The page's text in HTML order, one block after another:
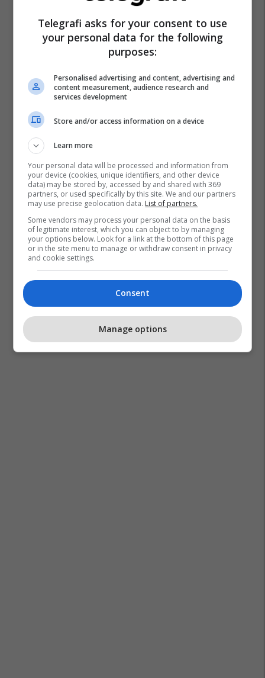
Telegrafi asks for your consent to use
your personal data for the following
purposes:
Personalised advertising and content, advertising and
content measurement, audience research and
services development
Store and/or access information on a device
Learn more
Your personal data will be processed and information from
your device (cookies, unique identifiers, and other device
data) may be stored by, accessed by and shared with 369
partners, or used specifically by this site. We and our partners
may use precise geolocation data. List of partners.
Some vendors may process your personal data on the basis
of legitimate interest, which you can object to by managing
your options below. Look for a link at the bottom of this page
or in the site menu to manage or withdraw consent in privacy
and cookie settings.
Consent
Manage options